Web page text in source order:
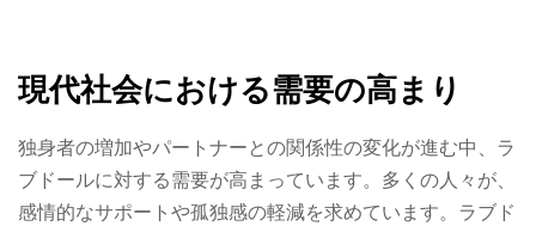
現代社会における需要の高まり
独身者の増加やパートナーとの関係性の変化が進む中、ラ
ブドールに対する需要が高まっています。多くの人々が、
感情的なサポートや孤独感の軽減を求めています。ラブド